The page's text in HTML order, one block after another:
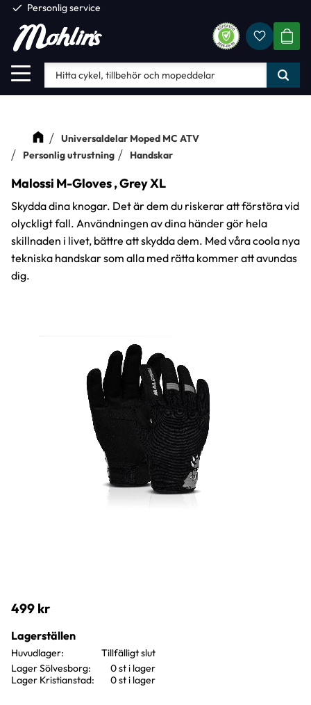
Meny
check Personlig service
Universaldelar Moped MC ATV
Personlig utrustning
Handskar
Malossi M-Gloves , Grey XL
Skydda dina knogar. Det är dem du riskerar att förstöra vid
olyckligt fall. Användningen av dina händer gör hela
skillnaden i livet, bättre att skydda dem. Med våra coola nya
tekniska handskar som alla med rätta kommer att avundas
dig.
499 kr
Lagerställen
Huvudlager
Lager Sölvesborg
0 st i lager
Lager Kristianstad
0 st i lager